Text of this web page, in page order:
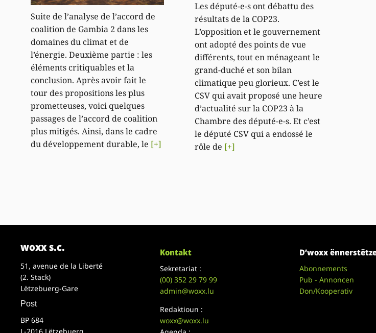
Suite de l’analyse de l’accord de
coalition de Gambia 2 dans les
domaines du climat et de
l’énergie. Deuxième partie : les
éléments critiquables et la
conclusion. Après avoir fait le
tour des propositions les plus
prometteuses, voici quelques
passages de l’accord de coalition
plus mitigés. Ainsi, dans le cadre
du développement durable, le [+]
Les député-e-s ont débattu des
résultats de la COP23.
L’opposition et le gouvernement
ont adopté des points de vue
différents, tout en ménageant le
grand-duché et son bilan
climatique peu glorieux. C’est le
CSV qui avait proposé une heure
d’actualité sur la COP23 à la
Chambre des député-e-s. Et c’est
le député CSV qui a endossé le
rôle de [+]
woxx s.c.
51, avenue de la Liberté
(2. Stack)
Lëtzebuerg-Gare
Post
BP 684
L-2016 Lëtzebuerg
Kontakt
Sekretariat :
(00)352 29 79 99
admin@woxx.lu
Redaktioun :
woxx@woxx.lu
D’woxx
Abonnements
Pub - Annoncen
Don/Kooperativ